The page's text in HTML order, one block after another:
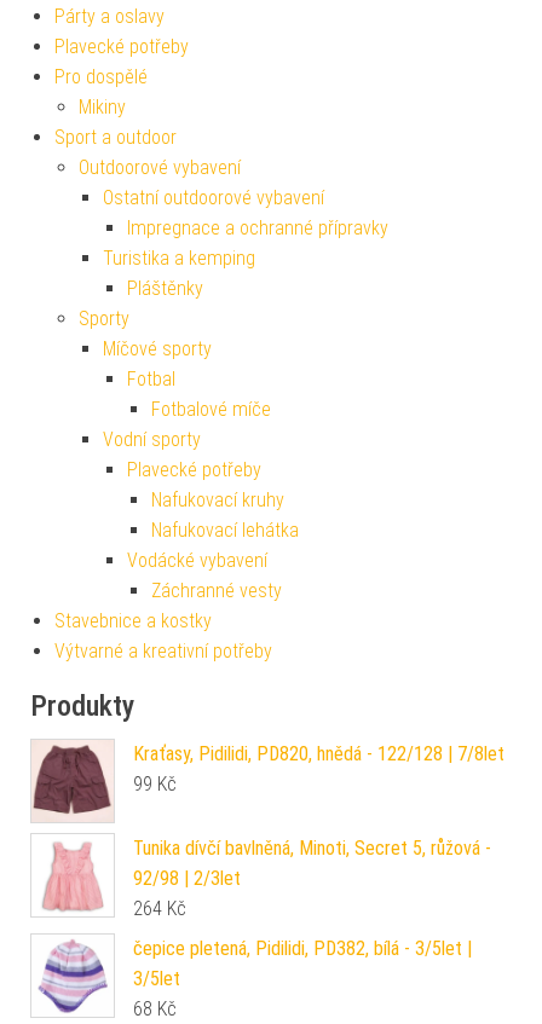
Párty a oslavy
Plavecké potřeby
Pro dospělé
Mikiny
Sport a outdoor
Outdoorové vybavení
Ostatní outdoorové vybavení
Impregnace a ochranné přípravky
Turistika a kemping
Pláštěnky
Sporty
Míčové sporty
Fotbal
Fotbalové míče
Vodní sporty
Plavecké potřeby
Nafukovací kruhy
Nafukovací lehátka
Vodácké vybavení
Záchranné vesty
Stavebnice a kostky
Výtvarné a kreativní potřeby
Produkty
Kraťasy, Pidilidi, PD820, hnědá - 122/128 | 7/8let
99 Kč
Tunika dívčí bavlněná, Minoti, Secret 5, růžová -
92/98 | 2/3let
264 Kč
čepice pletená, Pidilidi, PD382, bílá - 3/5let |
3/5let
68 Kč